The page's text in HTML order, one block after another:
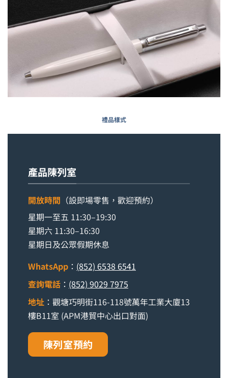
禮品樣式
產品陳列室
開放時間 （設即場零售，歡迎預約）
星期一至五 11:30–19:30
星期六 11:30–16:30
星期日及公眾假期休息
WhatsApp ： (852) 6538 6541
查詢電話 ： (852) 9029 7975
地址 ：觀塘巧明街116-118號萬年工業大廈13
樓B11室 (APM港貿中心出口對面)
陳列室預約